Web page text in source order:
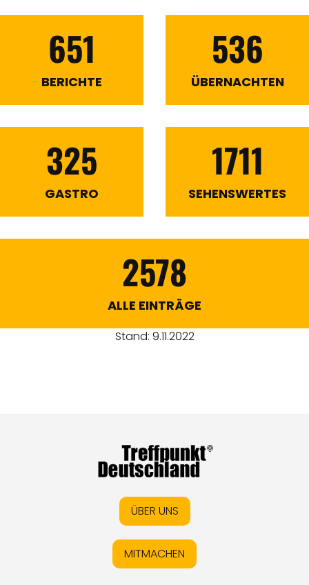
651
BERICHTE
536
ÜBERNACHTEN
325
GASTRO
1711
SEHENSWERTES
2578
ALLE EINTRÄGE
Stand: 9.11.2022
ÜBER UNS
MITMACHEN